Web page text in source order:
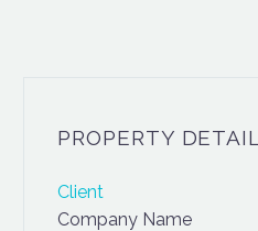
PROPERTY DETAIL
Client
Company Name